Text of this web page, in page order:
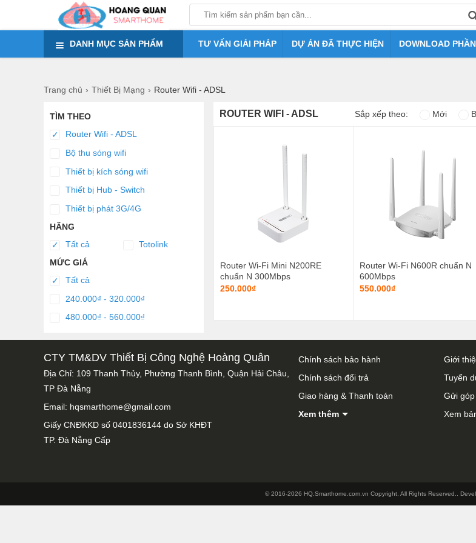
DANH MỤC SẢN PHẨM TƯ VẤN GIẢI PHÁP DỰ ÁN ĐÃ THỰC HIỆN DOWNLOAD
Trang chủ Thiết Bị Mạng Router Wifi - ADSL
TÌM THEO
✓
Router Wifi - ADSL
Bộ thu sóng wifi
Thiết bị kích sóng wifi
Thiết bị Hub - Switch
Thiết bị phát 3G/4G
HÃNG
✓
Tất cả
Totolink
MỨC GIÁ
✓
Tất cả
240.000₫ - 320.000₫
480.000₫ - 560.000₫
ROUTER WIFI - ADSL Sắp xếp theo: Mới
Router Wi-Fi Mini N200RE
chuẩn N 300Mbps
250.000₫
Router Wi-Fi N600R chuẩn N
600Mbps
550.000₫
CTY TM&DV Thiết Bị Công Nghệ Hoàng Quân
Địa Chỉ: 109 Thanh Thủy, Phường Thanh Bình, Quận Hải Châu,
TP Đà Nẵng
Email: hqsmarthome@gmail.com
Giấy CNĐKKD số 0401836144 do Sở KHĐT
TP. Đà Nẵng Cấp
Chính sách bảo hành
Chính sách đổi trả
Giao hàng & Thanh toán
Xem thêm
Giới
Tuyển
Gửi
Xem
© 2016-2026 HQ.Smarthome.com.vn Copyright, All Rights Reserved..